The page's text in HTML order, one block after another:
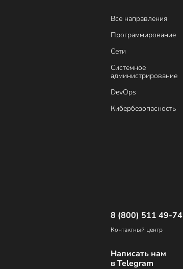
Все направления
Программирование
Сети
Системное
администрирование
DevOps
Кибербезопасность
8 (800) 511 49-74
Контактный центр
Написать нам
в Telegram